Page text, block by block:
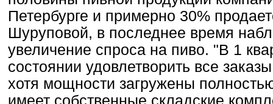
Петербурге и примерно 30%
Шуруповой, в последнее время
увеличение спроса на пиво. "В 1
состоянии удовлетворить все
хотя мощности загружены
имеет собственные складские